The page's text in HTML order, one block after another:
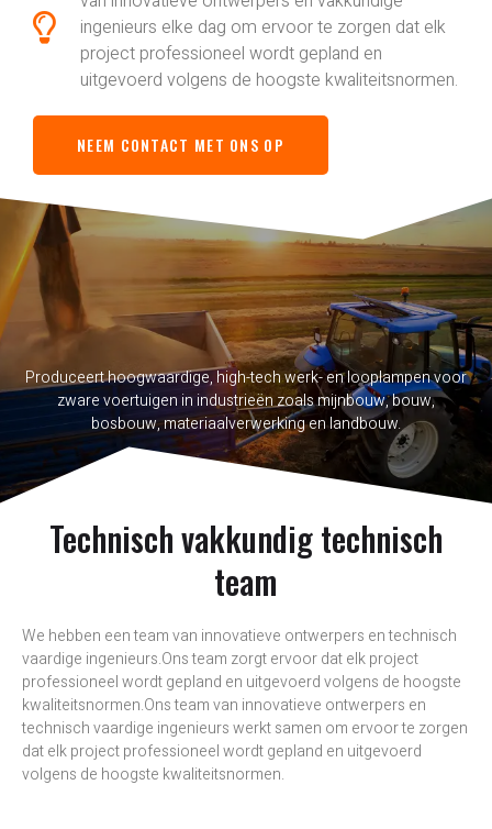
ingenieurs elke dag om ervoor te zorgen dat elk
project professioneel wordt gepland en
uitgevoerd volgens de hoogste kwaliteitsnormen.
NEEM CONTACT MET ONS OP
Produceert hoogwaardige, high-tech werk- en looplampen voor
zware voertuigen in industrieën zoals mijnbouw, bouw,
bosbouw, materiaalverwerking en landbouw.
Technisch vakkundig technisch
team
We hebben een team van innovatieve ontwerpers en technisch
vaardige ingenieurs.Ons team zorgt ervoor dat elk project
professioneel wordt gepland en uitgevoerd volgens de hoogste
kwaliteitsnormen.Ons team van innovatieve ontwerpers en
technisch vaardige ingenieurs werkt samen om ervoor te zorgen
dat elk project professioneel wordt gepland en uitgevoerd
volgens de hoogste kwaliteitsnormen.